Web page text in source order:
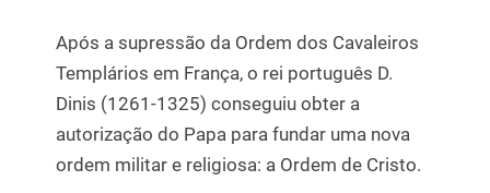
Após a supressão da Ordem dos Cavaleiros
Templários em França, o rei português D.
Dinis (1261-1325) conseguiu obter a
autorização do Papa para fundar uma nova
ordem militar e religiosa: a Ordem de Cristo.